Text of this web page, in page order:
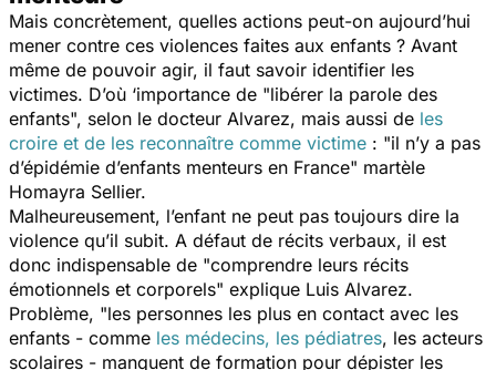
Mais concrètement, quelles actions peut-on aujourd’hui
mener contre ces violences faites aux enfants ? Avant
même de pouvoir agir, il faut savoir identifier les
victimes. D’où ‘importance de "libérer la parole des
enfants", selon le docteur Alvarez, mais aussi de les
croire et de les reconnaître comme victime : "il n’y a pas
d’épidémie d’enfants menteurs en France" martèle
Homayra Sellier.
Malheureusement, l’enfant ne peut pas toujours dire la
violence qu’il subit. A défaut de récits verbaux, il est
donc indispensable de "comprendre leurs récits
émotionnels et corporels" explique Luis Alvarez.
Problème, "les personnes les plus en contact avec les
enfants - comme les médecins, les pédiatres, les acteurs
scolaires - manquent de formation pour dépister les